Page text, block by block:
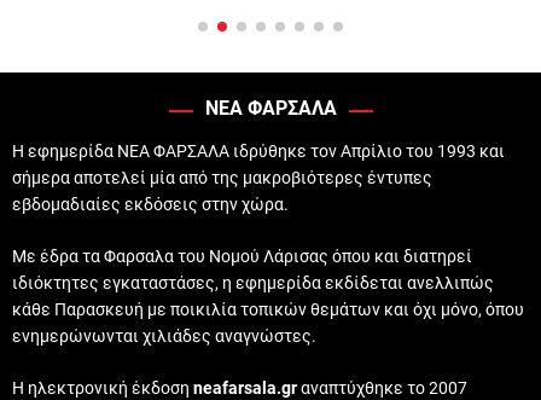
ΝΕΑ ΦΑΡΣΑΛΑ
Η εφημερίδα ΝΕΑ ΦΑΡΣΑΛΑ ιδρύθηκε τον Απρίλιο του 1993 και
σήμερα αποτελεί μία από της μακροβιότερες έντυπες
εβδομαδιαίες εκδόσεις στην χώρα.
Με έδρα τα Φαρσαλα του Νομού Λάρισας όπου και διατηρεί
ιδιόκτητες εγκαταστάσες, η εφημερίδα εκδίδεται ανελλιπώς
κάθε Παρασκευή με ποικιλία τοπικών θεμάτων και όχι μόνο, όπου
ενημερώνωνται χιλιάδες αναγνώστες.
Η ηλεκτρονική έκδοση neafarsala.grαναπτύχθηκε το 2007